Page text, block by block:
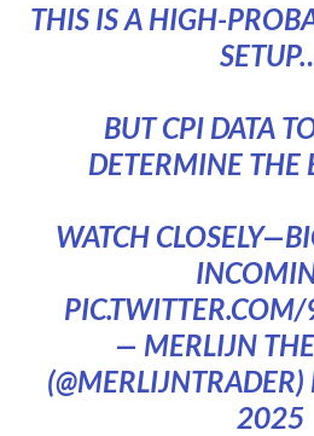
THIS IS A HIGH-
BUT CPI DATA
DETERMINE THE
WATCH
— MERLIJN
(@MERLIJNTRADER)
2025